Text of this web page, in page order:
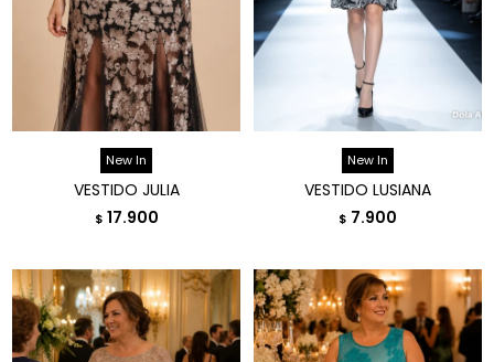
New In
VESTIDO JULIA
$ 17.900
New In
VESTIDO LUSIANA
$ 7.900